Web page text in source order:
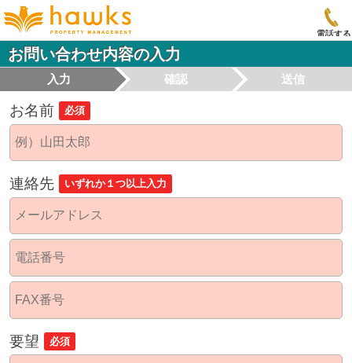
電話する
お問い合わせ内容の入力
入力 確認 送信
お名前 必須
連絡先 いずれか１つ以上入力
要望 必須